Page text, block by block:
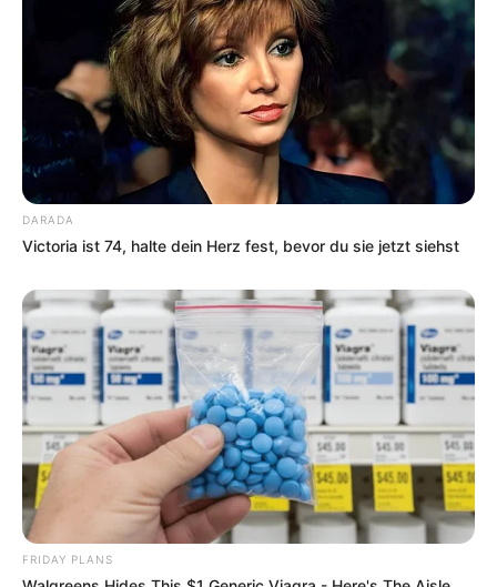
DARADA
Victoria ist 74, halte dein Herz fest, bevor du sie jetzt siehst
FRIDAY PLANS